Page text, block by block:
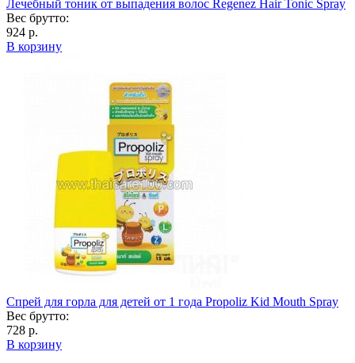
Лечебный тоник от выпадения волос Regenez Hair Tonic Spray
Вес брутто:
924 р.
В корзину
Cпрей для горла для детей от 1 года Propoliz Kid Mouth Spray
Вес брутто:
728 р.
В корзину